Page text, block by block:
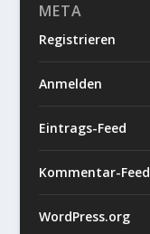
META
Registrieren
Anmelden
Eintrags-Feed
Kommentar-Feed
WordPress.org